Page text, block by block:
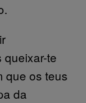
te
que os teus
da